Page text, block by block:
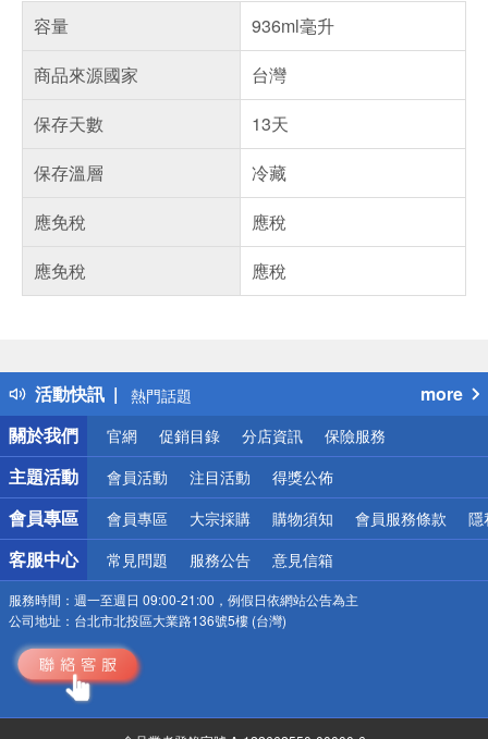
容量
936ml毫升
商品來源國家
台灣
保存天數
13天
保存溫層
冷藏
應免稅
應稅
應免稅
應稅
活動快訊
得獎公告
熱門話題
銀行優惠
偏遠地區配送
詐騙網頁！請小心！
more
關於我們
官網 促銷目錄 分店資訊 保險服務
主題活動 會員活動 注目活動 得獎公佈
會員專區 會員專區 大宗採購 購物須知 會員服務條款 隱
客服中心 常見問題 服務公告 意見信箱
服務時間： 週一至週日 09:00-21:00，例假日依網站公告為主
公司地址： 台北市北投區大業路136號5樓 (台灣)